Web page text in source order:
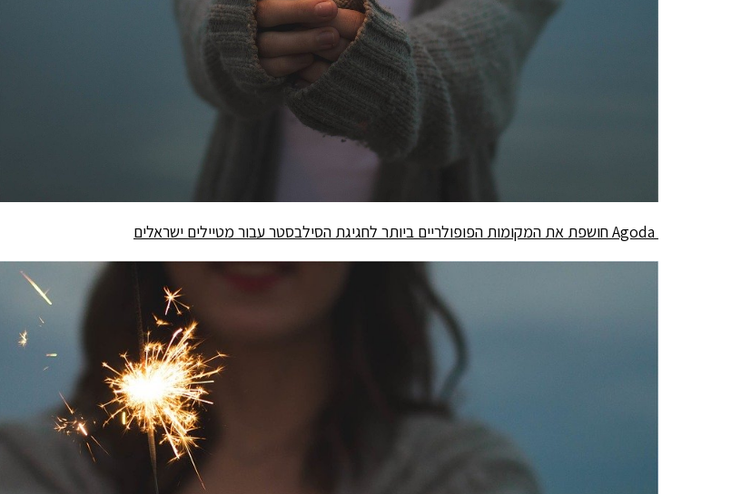
Agodaחושפת את המקומות הפופולריים ביותר לחגיגת הסילבסטר עבור מטיילים ישראלים